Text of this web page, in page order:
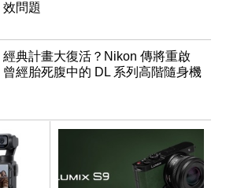
效問題
經典計畫大復活？Nikon 傳將重啟
曾經胎死腹中的 DL 系列高階隨身機